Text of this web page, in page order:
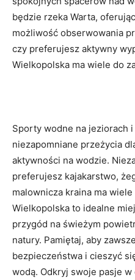
będzie rzeka Warta,
możliwość obserwowania
czy preferujesz aktywny
Wielkopolska ma wiele do
Sporty wodne na jeziorach
niezapomniane przeżycia
aktywności na wodzie.
preferujesz kajakarstwo,
malownicza kraina ma
Wielkopolska to idealne
przygód na świeżym
natury. Pamiętaj, aby
bezpieczeństwa i cieszyć
wodą. Odkryj swoje pasje